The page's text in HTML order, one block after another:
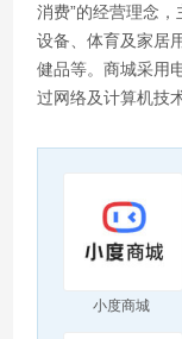
消费”的经营理念
设备、体育及家居
健品等。商城采用
过网络及计算机技
小度商城